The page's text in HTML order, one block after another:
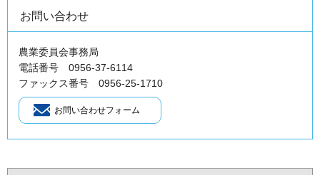
お問い合わせ
農業委員会事務局
電話番号 0956-37-6114
ファックス番号 0956-25-1710